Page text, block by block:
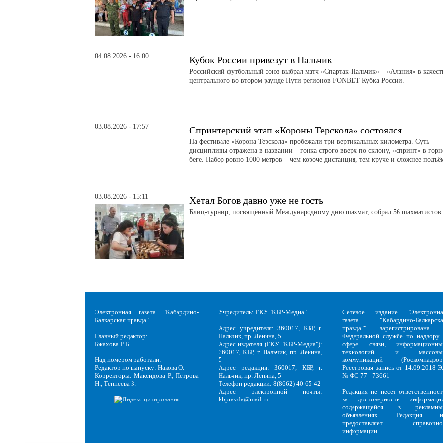
04.08.2026 - 16:00 Кубок России привезут в Нальчик
Российский футбольный союз выбрал матч «Спартак-Нальчик» – «Алания» в
центрального во втором раунде Пути регионов FONBET Кубка России.
03.08.2026 - 17:57 Спринтерский этап «Короны Терскола» состоялся
На фестивале «Корона Терскола» пробежали три вертикальных километра. Суть
дисциплины отражена в названии – гонка строго вверх по склону, «спринт» в
беге. Набор ровно 1000 метров – чем короче дистанция, тем круче и сложнее
03.08.2026 - 15:11 Хетал Богов давно уже не гость
Блиц-турнир, посвящённый Международному дню шахмат, собрал 56 шахматистов.
Электронная газета "Кабардино-
Балкарская правда"
Главный редактор:
Бжахова Р. Б.
Над номером работали:
Редактор по выпуску: Накова О.
Корректоры: Максидова Р., Петрова
Н., Теппеева З.
Учредитель: ГКУ "КБР-Медиа"
Адрес учредителя: 360017, КБР, г.
Нальчик, пр. Ленина, 5
Адрес издателя (ГКУ "КБР-Медиа"):
360017, КБР, г .Нальчик, пр. Ленина,
5
Адрес редакции: 360017, КБР, г.
Нальчик, пр. Ленина, 5
Телефон редакции: 8(8662) 40-65-42
Адрес электронной почты:
kbpravda@mail.ru
Сетевое издание
газета "Кабардино-
правда"" зарегистрирована
Федеральной службе по надзору
сфере связи,
технологий и
коммуникаций
Реестровая запись от 14.09.2018
№ ФС 77 - 73661
Редакция не несет
за достоверность
содержащейся в
объявлениях. Редакция
предоставляет
информации